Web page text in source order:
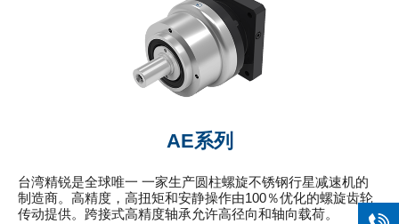
AE系列
台湾精锐是全球唯一 一家生产圆柱螺旋不锈钢行星减速机的
制造商。高精度，高扭矩和安静操作由100％优化的螺旋齿轮
传动提供。跨接式高精度轴承允许高径向和轴向载荷。